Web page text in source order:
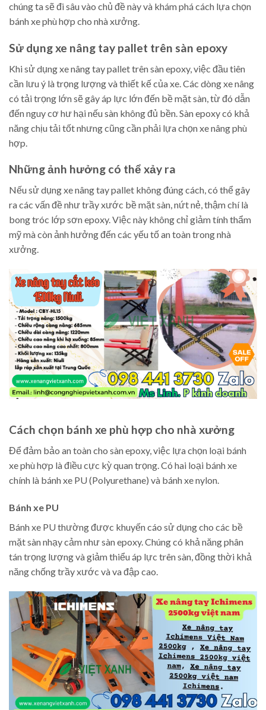
chúng ta sẽ đi sâu vào chủ đề này và khám phá cách lựa chọn
bánh xe phù hợp cho nhà xưởng.
Sử dụng xe nâng tay pallet trên sàn epoxy
Khi sử dụng xe nâng tay pallet trên sàn epoxy, việc đầu tiên
cần lưu ý là trọng lượng và thiết kế của xe. Các dòng xe nâng
có tải trọng lớn sẽ gây áp lực lớn đến bề mặt sàn, từ đó dẫn
đến nguy cơ hư hại nếu sàn không đủ bền. Sàn epoxy có khả
năng chịu tải tốt nhưng cũng cần phải lựa chọn xe nâng phù
hợp.
Những ảnh hưởng có thể xảy ra
Nếu sử dụng xe nâng tay pallet không đúng cách, có thể gây
ra các vấn đề như trầy xước bề mặt sàn, nứt nẻ, thậm chí là
bong tróc lớp sơn epoxy. Việc này không chỉ giảm tính thẩm
mỹ mà còn ảnh hưởng đến các yếu tố an toàn trong nhà
xưởng.
Cách chọn bánh xe phù hợp cho nhà xưởng
Để đảm bảo an toàn cho sàn epoxy, việc lựa chọn loại bánh
xe phù hợp là điều cực kỳ quan trọng. Có hai loại bánh xe
chính là bánh xe PU (Polyurethane) và bánh xe nylon.
Bánh xe PU
Bánh xe PU thường được khuyến cáo sử dụng cho các bề
mặt sàn nhạy cảm như sàn epoxy. Chúng có khả năng phân
tán trọng lượng và giảm thiểu áp lực trên sàn, đồng thời khả
năng chống trầy xước và va đập cao.